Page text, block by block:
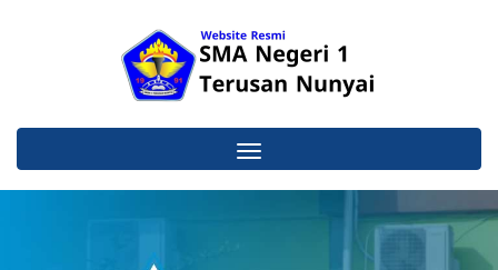
Toggle
navigation